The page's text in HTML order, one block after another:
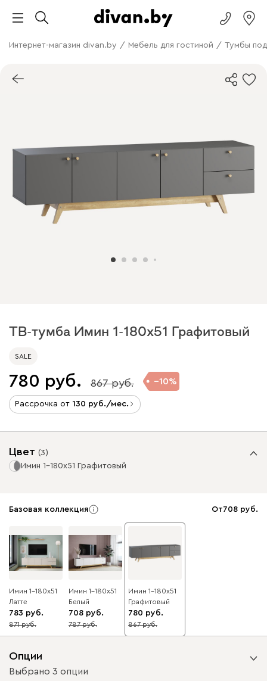
Интернет-магазин divan.by / Мебель для гостиной / Тумбы
ТВ-тумба Имин 1-180x51 Графитовый
SALE
780 867 10
Рассрочка от 130 /мес.
Цвет (3)
Имин 1-180x51 Графитовый
Базовая коллекция От708
Имин 1-180x51
Латте
783
10
871
Имин 1-180x51
Белый
708
10
787
Имин 1-180x51
Графитовый
780
10
867
Опции
Выбрано 3 опции